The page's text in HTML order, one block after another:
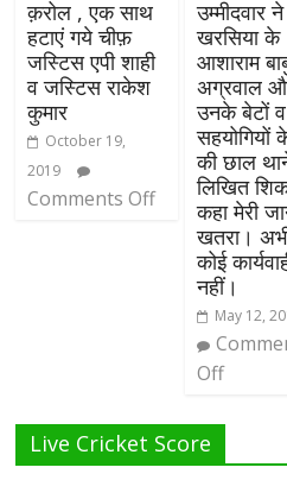
क़रोल , एक साथ
हटाएं गये चीफ़
जस्टिस एपी शाही
व जस्टिस राकेश
कुमार
October 19,
2019
Comments Off
उम्मीदवार ने
खरसिया के
आशाराम
अग्रवाल
उनके बेटों व
सहयोगियों
की छाल
लिखित
कहा मेरी
खतरा।
कोई
नहीं।
May 12,
Off
Live Cricket Score